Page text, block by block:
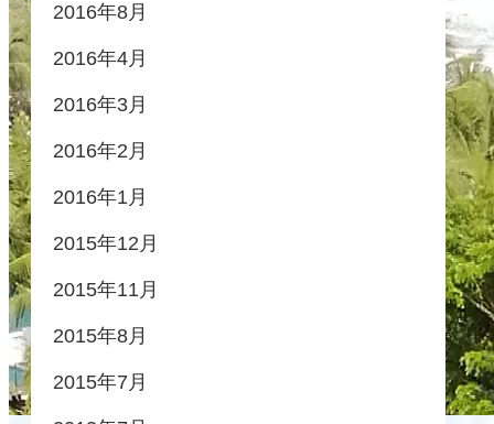
2016年8月
2016年4月
2016年3月
2016年2月
2016年1月
2015年12月
2015年11月
2015年8月
2015年7月